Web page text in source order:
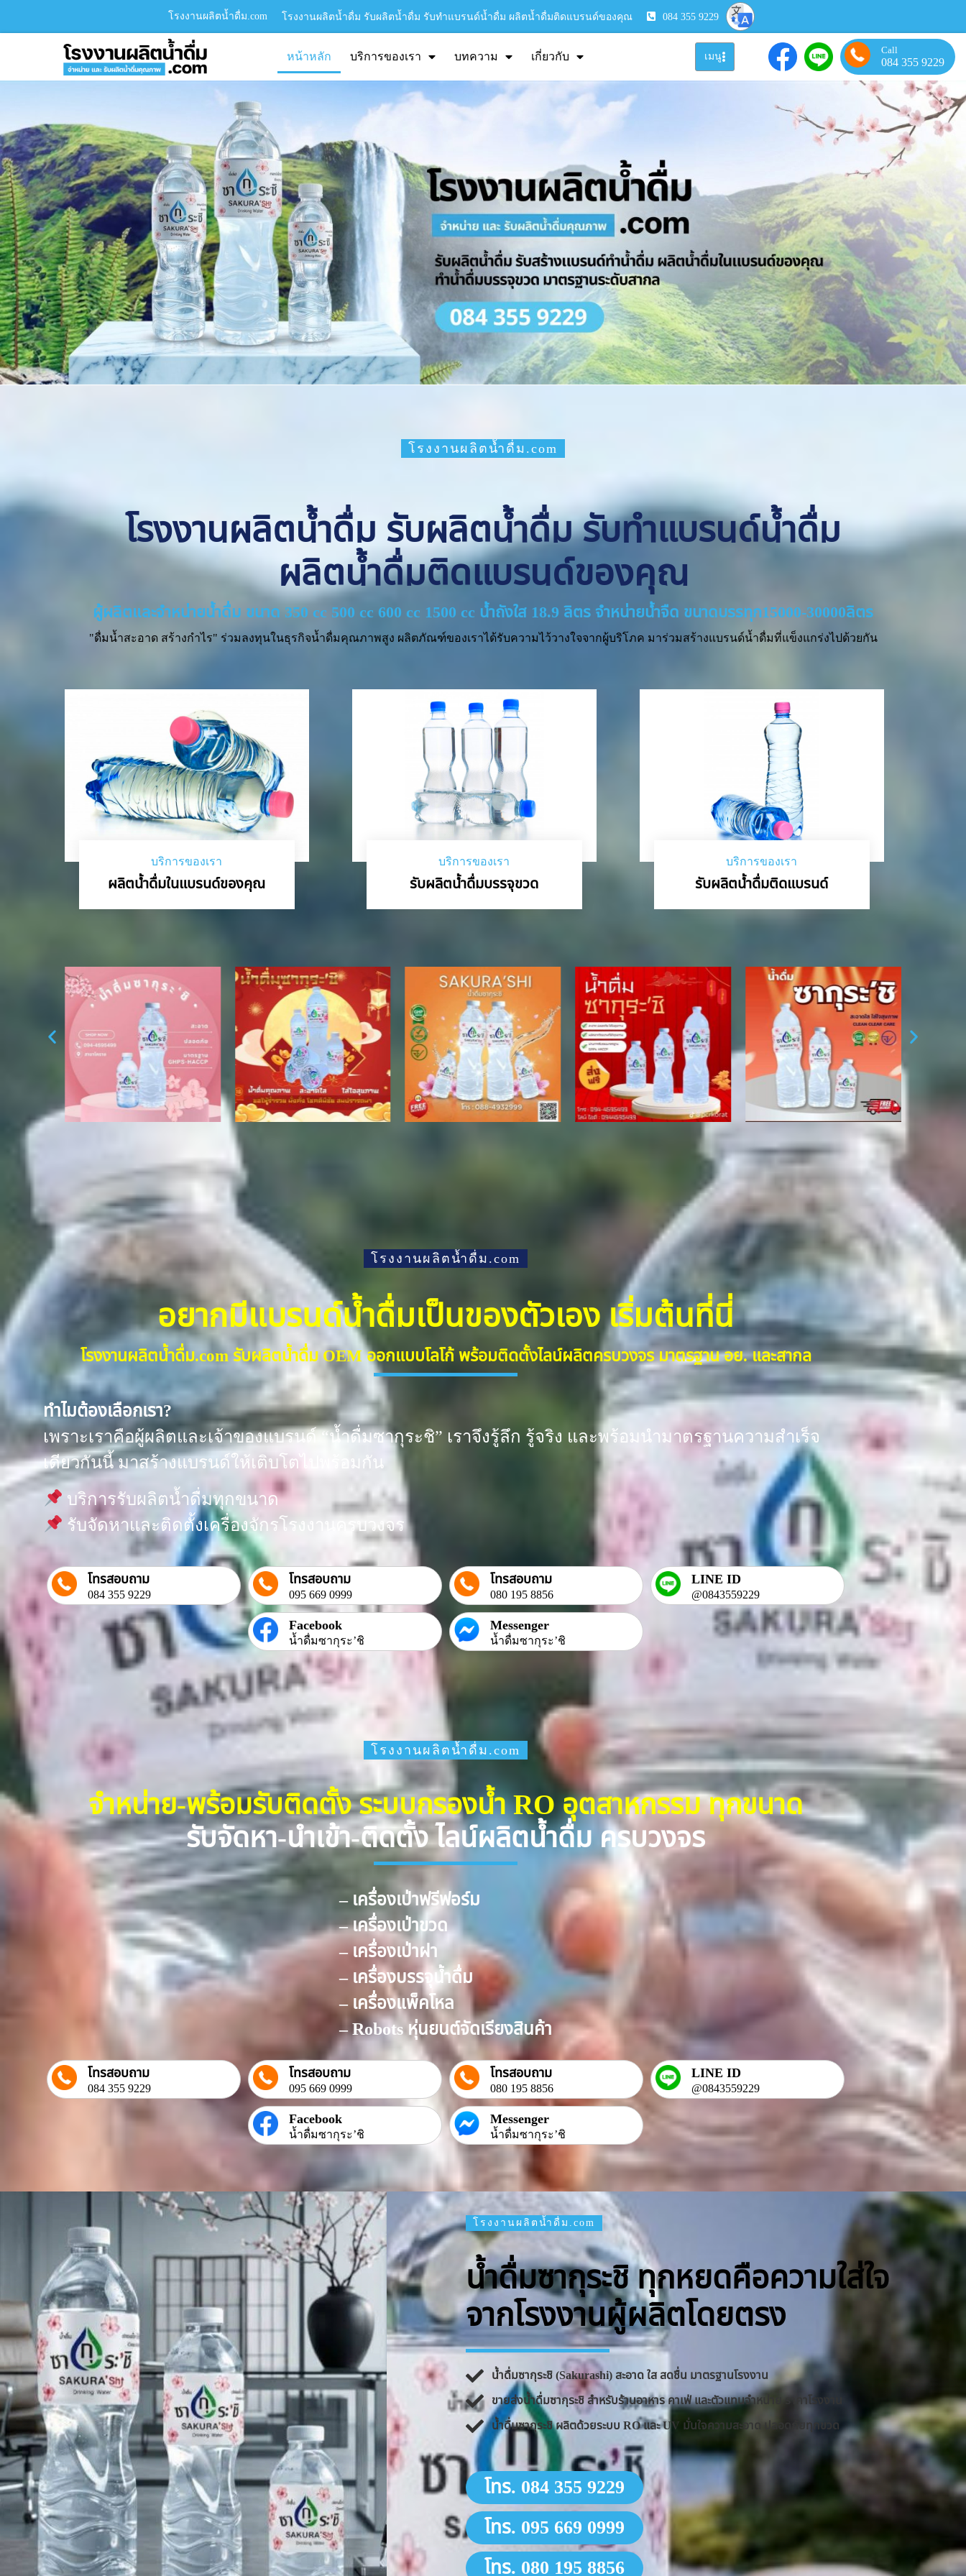
โรงงานผลิตน้ำดื่ม.com โรงงานผลิตน้ำดื่ม รับผลิตน้ำดื่ม รับทำแบรนด์น้ำดื่ม ผลิตน้ำดื่มติดแบรนด์ของคุณ 084 355 9229
หน้าหลัก บริการของเรา บทความ เกี่ยวกับ เมนู
Call
084 355 9229
โรงงานผลิตน้ำดื่ม.com
โรงงานผลิตน้ำดื่ม รับผลิตน้ำดื่ม รับทำแบรนด์น้ำดื่ม
ผลิตน้ำดื่มติดแบรนด์ของคุณ
ผู้ผลิตและจำหน่ายน้ำดื่ม ขนาด 350 cc 500 cc 600 cc 1500 cc น้ำถังใส 18.9 ลิตร จำหน่ายน้ำจืด ขนาดบรรทุก15000-30000ลิตร
"ดื่มน้ำสะอาด สร้างกำไร" ร่วมลงทุนในธุรกิจน้ำดื่มคุณภาพสูง ผลิตภัณฑ์ของเราได้รับความไว้วางใจจากผู้บริโภค มาร่วมสร้างแบรนด์น้ำดื่มที่แข็งแกร่งไปด้วยกัน
บริการของเรา
ผลิตน้ำดื่มในแบรนด์ของคุณ
บริการของเรา
รับผลิตน้ำดื่มบรรจุขวด
บริการของเรา
รับผลิตน้ำดื่มติดแบรนด์
โรงงานผลิตน้ำดื่ม.com
อยากมีแบรนด์น้ำดื่มเป็นของตัวเอง เริ่มต้นที่นี่
โรงงานผลิตน้ำดื่ม.com รับผลิตน้ำดื่ม OEM ออกแบบโลโก้ พร้อมติดตั้งไลน์ผลิตครบวงจร มาตรฐาน อย. และสากล
ทำไมต้องเลือกเรา?
เพราะเราคือผู้ผลิตและเจ้าของแบรนด์ “น้ำดื่มซากุระชิ” เราจึงรู้ลึก รู้จริง และพร้อมนำมาตรฐานความสำเร็จ
เดียวกันนี้ มาสร้างแบรนด์ให้เติบโตไปพร้อมกัน
บริการรับผลิตน้ำดื่มทุกขนาด
รับจัดหาและติดตั้งเครื่องจักรโรงงานครบวงจร
โทรสอบถาม
084 355 9229
โทรสอบถาม
095 669 0999
โทรสอบถาม
080 195 8856
LINE ID
@0843559229
Facebook
น้ำดื่มซากุระ’ชิ
Messenger
น้ำดื่มซากุระ’ชิ
โรงงานผลิตน้ำดื่ม.com
จำหน่าย-พร้อมรับติดตั้ง ระบบกรองน้ำ RO อุตสาหกรรม ทุกขนาด
รับจัดหา-นำเข้า-ติดตั้ง ไลน์ผลิตน้ำดื่ม ครบวงจร
– เครื่องเป่าฟรีฟอร์ม
– เครื่องเป่าขวด
– เครื่องเป่าฝา
– เครื่องบรรจุน้ำดื่ม
– เครื่องแพ็คโหล
– Robots หุ่นยนต์จัดเรียงสินค้า
โทรสอบถาม
084 355 9229
โทรสอบถาม
095 669 0999
โทรสอบถาม
080 195 8856
LINE ID
@0843559229
Facebook
น้ำดื่มซากุระ’ชิ
Messenger
น้ำดื่มซากุระ’ชิ
โรงงานผลิตน้ำดื่ม.com
น้ำดื่มซากุระชิ ทุกหยดคือความใส่ใจ
จากโรงงานผู้ผลิตโดยตรง
น้ำดื่มซากุระชิ (Sakurashi) สะอาด ใส สดชื่น มาตรฐานโรงงาน
ขายส่งน้ำดื่มซากุระชิ สำหรับร้านอาหาร คาเฟ่ และตัวแทนจำหน่าย ราคาโรงงาน
น้ำดื่มซากุระชิ ผลิตด้วยระบบ RO และ UV มั่นใจความสะอาด ปลอดภัยทุกขวด
โทร. 084 355 9229
โทร. 095 669 0999
โทร. 080 195 8856